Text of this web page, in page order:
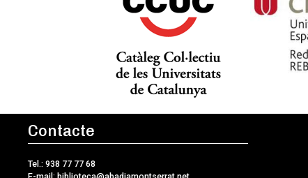
Contacte
Tel.: 938 77 77 68